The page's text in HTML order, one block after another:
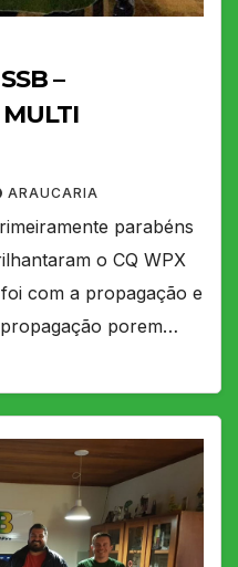
–
ARAUCARIA
parabéns
o CQ WPX
com a propagação e
porem…